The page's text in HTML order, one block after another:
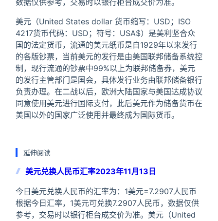
数据仅供参考，交易时以银行柜台成交价为准。
美元（United States dollar 货币缩写：USD；ISO
4217货币代码：USD；符号：USA$）是美利坚合众
国的法定货币，流通的美元纸币是自1929年以来发行
的各版钞票，当前美元的发行是由美国联邦储备系统控
制，现行流通的钞票中99%以上为联邦储备券，美元
的发行主管部门是国会，具体发行业务由联邦储备银行
负责办理。在二战以后，欧洲大陆国家与美国达成协议
同意使用美元进行国际支付，此后美元作为储备货币在
美国以外的国家广泛使用并最终成为国际货币。
延伸阅读
美元兑换人民币汇率2023年11月13日
今日美元兑换人民币的汇率为：1美元=7.2907人民币
根据今日汇率，1美元可兑换7.2907人民币，数据仅供
参考，交易时以银行柜台成交价为准。美元（United